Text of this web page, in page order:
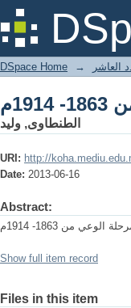
DSpace Home →
الطنطاوى, وليد
URI: http://
Date: 2013-06-16
Abstract:
من 1863- 1914م
Show full item record
Files in this item